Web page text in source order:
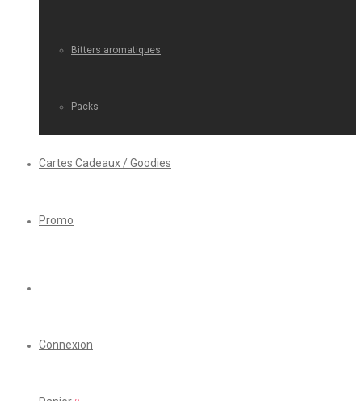
Bitters aromatiques
Packs
Cartes Cadeaux / Goodies
Promo
Connexion